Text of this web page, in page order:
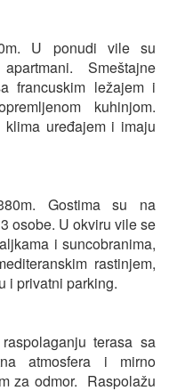
U ponudi vile su
Smeštajne
francuskim ležajem i
kuhinjom.
uređajem i imaju
Gostima su na
osobe. U okviru vile se
i suncobranima,
rastinjem,
i privatni parking.
terasa sa
atmosfera i mirno
za odmor. Raspolažu